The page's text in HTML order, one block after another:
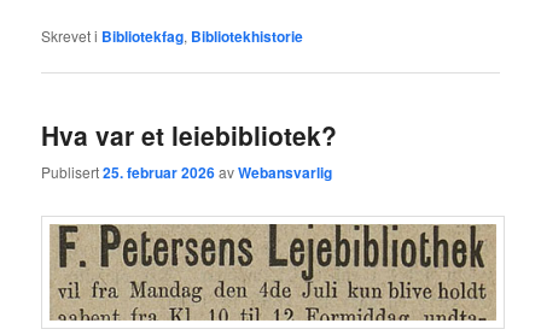
Skrevet i Bibliotekfag, Bibliotekhistorie
Hva var et leiebibliotek?
Publisert25. februar 2026avWebansvarlig